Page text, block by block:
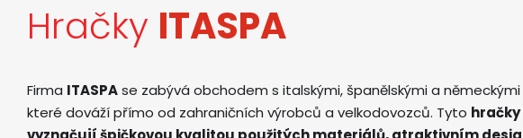
Hračky ITASPA
Firma ITASPAse zabývá obchodem s italskými, španělskými a
které dováží přímo od zahraničních výrobců a velkodovozců. Tyto hračky